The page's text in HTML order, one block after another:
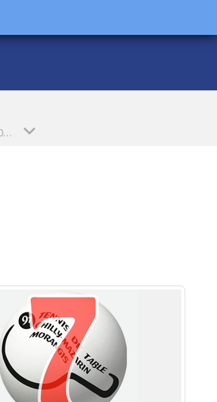
DEPARTEMENTAL 1 (SAISON 2024-2025)